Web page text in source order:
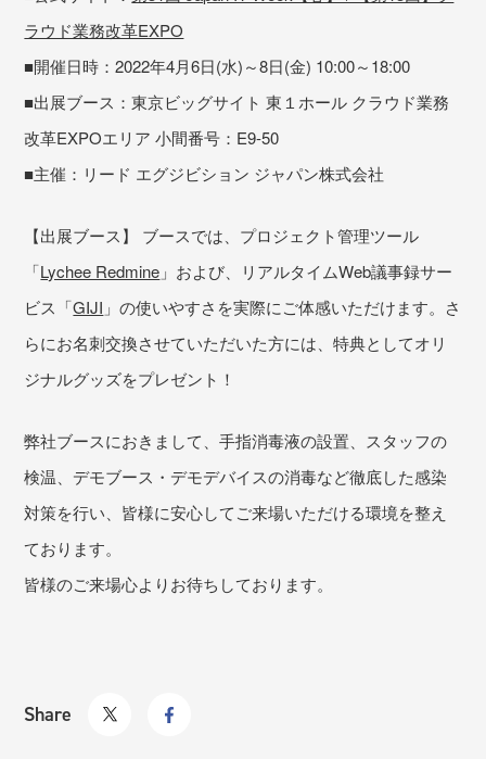
ラウド業務改革EXPO
■開催日時：2022年4月6日(水)～8日(金) 10:00～18:00
■出展ブース：東京ビッグサイト 東１ホール クラウド業務
改革EXPOエリア 小間番号：E9-50
■主催：リード エグジビション ジャパン株式会社
【出展ブース】 ブースでは、プロジェクト管理ツール
「Lychee Redmine 」および、リアルタイムWeb議事録サー
ビス「GIJI 」の使いやすさを実際にご体感いただけます。さ
らにお名刺交換させていただいた方には、特典としてオリ
ジナルグッズをプレゼント！
弊社ブースにおきまして、手指消毒液の設置、スタッフの
検温、デモブース・デモデバイスの消毒など徹底した感染
対策を行い、皆様に安心してご来場いただける環境を整え
ております。
皆様のご来場心よりお待ちしております。
Share